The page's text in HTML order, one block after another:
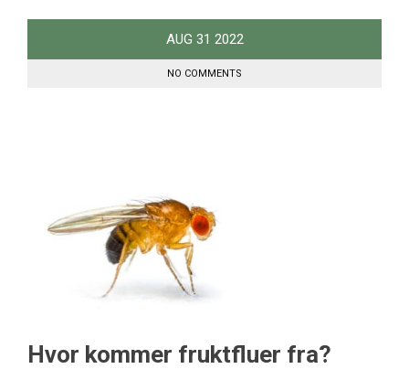
AUG 31 2022
NO COMMENTS
Hvor kommer fruktfluer fra?